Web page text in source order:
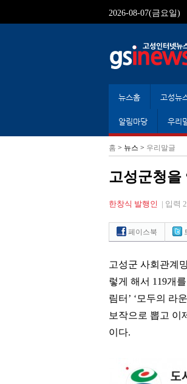
2026-08-07(금요일)
뉴스홈 고성뉴
알림마당 우리
홈 > 뉴스 > 우리말글
고성군청을
한창식 발행인 입력
페이스북
고성군 사회관계
렇게 해서 119개
림터 ’ ‘ 모두의 라운
보작으로 뽑고 이
이다.